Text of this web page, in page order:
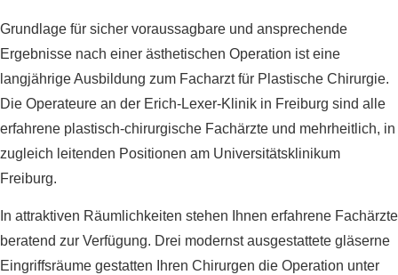
Grundlage für sicher voraussagbare und ansprechende
Ergebnisse nach einer ästhetischen Operation ist eine
langjährige Ausbildung zum Facharzt für Plastische Chirurgie.
Die Operateure an der Erich-Lexer-Klinik in Freiburg sind alle
erfahrene plastisch-chirurgische Fachärzte und mehrheitlich, in
zugleich leitenden Positionen am Universitätsklinikum
Freiburg.
In attraktiven Räumlichkeiten stehen Ihnen erfahrene Fachärzte
beratend zur Verfügung. Drei modernst ausgestattete gläserne
Eingriffsräume gestatten Ihren Chirurgen die Operation unter